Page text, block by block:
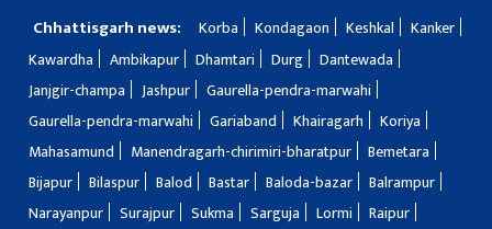
Chhattisgarh news: Korba Kondagaon Keshkal
Kanker
Kawardha
Ambikapur Dhamtari Durg
Dantewada
Janjgir-champa
Jashpur
Gaurella-pendra-marwahi
Gaurella-pendra-marwahi
Gariaband Khairagarh
Koriya
Mahasamund
Manendragarh-chirimiri-bharatpur
Bemetara
Bijapur
Bilaspur Balod Bastar Baloda-bazar
Balrampur
Narayanpur
Surajpur Sukma Sarguja Lormi
Raipur